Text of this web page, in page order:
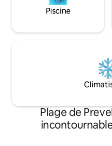
Piscine
Plage de